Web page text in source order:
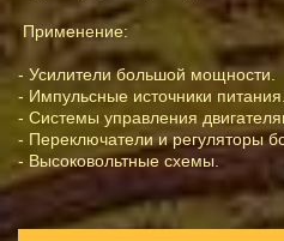
Применение:
- Усилители большой мощности.
- Импульсные источники питания.
- Системы управления
- Переключатели и регуляторы
- Высоковольтные схемы.